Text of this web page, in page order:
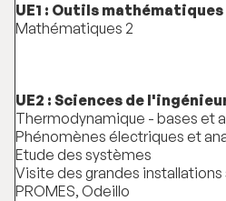
UE1 : Outils
Mathématiques 2
UE2 : Sciences de
Thermodynamique - bases et
Phénomènes électriques et
Etude des systèmes
Visite des grandes
PROMES, Odeillo